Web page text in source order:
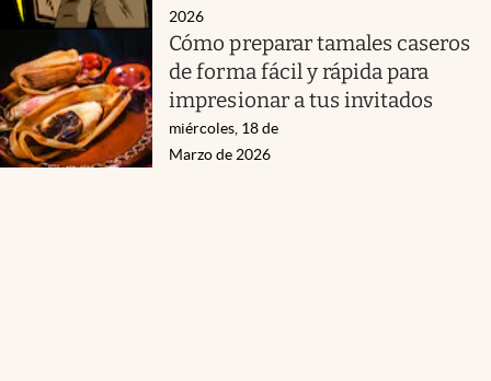
2026
Cómo preparar tamales caseros
de forma fácil y rápida para
impresionar a tus invitados
miércoles, 18 de
Marzo de 2026